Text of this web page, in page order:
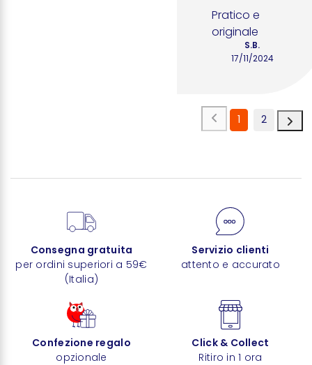
Pratico e
originale
17/11/2024
S.B.
1 2
Consegna gratuita
per ordini superiori a 59€
(Italia)
Servizio clienti
attento e accurato
Confezione regalo
opzionale
Click & Collect
Ritiro in 1 ora